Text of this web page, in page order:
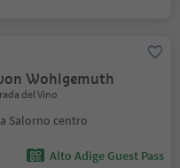
Wohlgemuth
del Vino
Salorno centro
Alto Adige Guest Pass